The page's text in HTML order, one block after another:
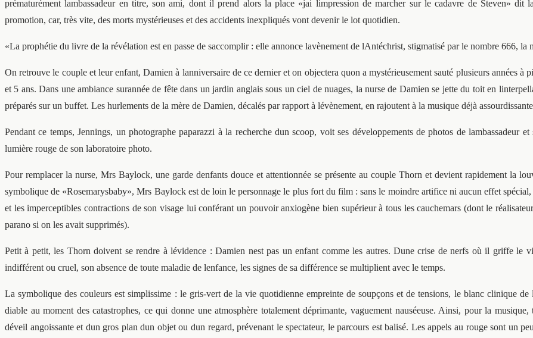
prématurément lambassadeur en titre, son ami, dont il prend alors la place «jai limpression de marcher sur le cadavre de Steven» dit
promotion, car, très vite, des morts mystérieuses et des accidents inexpliqués vont devenir le lot quotidien.
«La prophétie du livre de la révélation est en passe de saccomplir : elle annonce lavènement de lAntéchrist, stigmatisé par le nombre 666,
On retrouve le couple et leur enfant, Damien à lanniversaire de ce dernier et on objectera quon a mystérieusement sauté plusieurs années à
et 5 ans. Dans une ambiance surannée de fête dans un jardin anglais sous un ciel de nuages, la nurse de Damien se jette du toit en
préparés sur un buffet. Les hurlements de la mère de Damien, décalés par rapport à lévènement, en rajoutent à la musique déjà
Pendant ce temps, Jennings, un photographe paparazzi à la recherche dun scoop, voit ses développements de photos de lambassadeur
lumière rouge de son laboratoire photo.
Pour remplacer la nurse, Mrs Baylock, une garde denfants douce et attentionnée se présente au couple Thorn et devient rapidement la
symbolique de «Rosemarysbaby», Mrs Baylock est de loin le personnage le plus fort du film : sans le moindre artifice ni aucun effet
et les imperceptibles contractions de son visage lui conférant un pouvoir anxiogène bien supérieur à tous les cauchemars (dont le
parano si on les avait supprimés).
Petit à petit, les Thorn doivent se rendre à lévidence : Damien nest pas un enfant comme les autres. Dune crise de nerfs où il griffe le
indifférent ou cruel, son absence de toute maladie de lenfance, les signes de sa différence se multiplient avec le temps.
La symbolique des couleurs est simplissime : le gris-vert de la vie quotidienne empreinte de soupçons et de tensions, le blanc clinique
diable au moment des catastrophes, ce qui donne une atmosphère totalement déprimante, vaguement nauséeuse. Ainsi, pour la
déveil angoissante et dun gros plan dun objet ou dun regard, prévenant le spectateur, le parcours est balisé. Les appels au rouge sont un